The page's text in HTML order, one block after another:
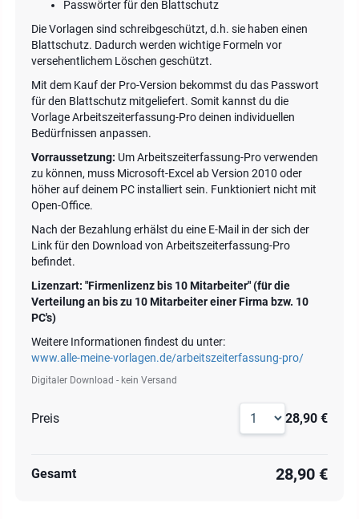
Passwörter für den Blattschutz
Die Vorlagen sind schreibgeschützt, d.h. sie haben einen
Blattschutz. Dadurch werden wichtige Formeln vor
versehentlichem Löschen geschützt.
Mit dem Kauf der Pro-Version bekommst du das Passwort
für den Blattschutz mitgeliefert. Somit kannst du die
Vorlage Arbeitszeiterfassung-Pro deinen individuellen
Bedürfnissen anpassen.
Vorraussetzung: Um Arbeitszeiterfassung-Pro verwenden
zu können, muss Microsoft-Excel ab Version 2010 oder
höher auf deinem PC installiert sein. Funktioniert nicht mit
Open-Office.
Nach der Bezahlung erhälst du eine E-Mail in der sich der
Link für den Download von Arbeitszeiterfassung-Pro
befindet.
Lizenzart: "Firmenlizenz bis 10 Mitarbeiter" (für die
Verteilung an bis zu 10 Mitarbeiter einer Firma bzw. 10
PC's)
Weitere Informationen findest du unter:
www.alle-meine-vorlagen.de/arbeitszeiterfassung-pro/
Digitaler Download - kein Versand
Preis 28,90 €
Gesamt 28,90 €